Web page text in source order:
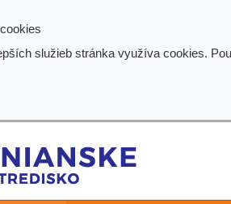
služieb stránka využíva cookies.